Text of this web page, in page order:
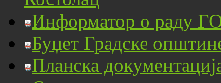
Информатор о раду
Буџет Градске
Планска